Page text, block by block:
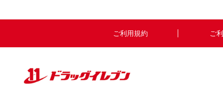
ご利用規約 ご